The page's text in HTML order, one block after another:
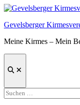
Zum
springen
Gevelsberger
Meine Kirmes – Mein
Suche
Suchen
nach: